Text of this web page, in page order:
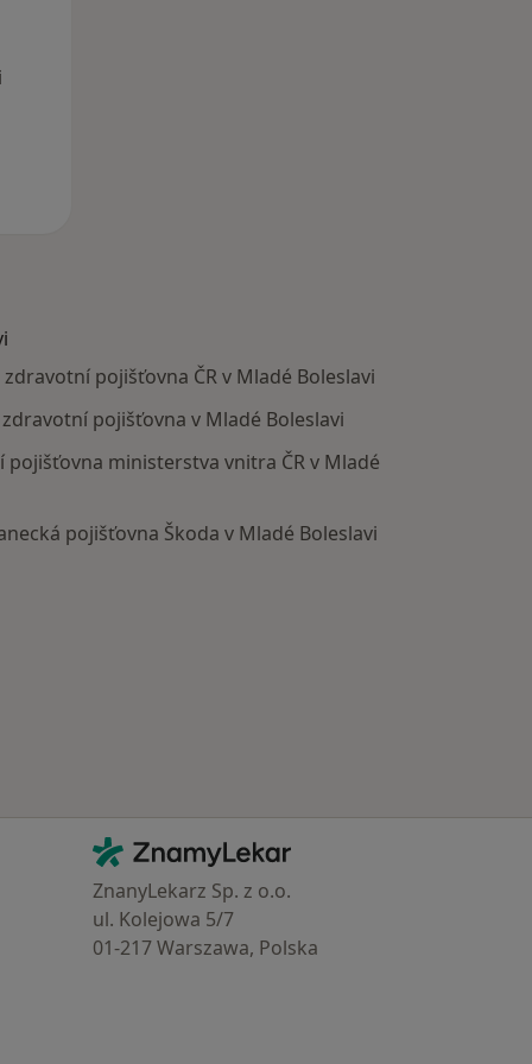
pojišťovna ČR v Mladé Boleslavi
pojišťovna v Mladé Boleslavi
ministerstva vnitra ČR v Mladé
pojišťovna Škoda v Mladé Boleslavi
Kontakt
ZnamyLekar - Hlavní stránka
ZnanyLekarz Sp. z o.o.
ul. Kolejowa 5/7
01-217 Warszawa, Polska